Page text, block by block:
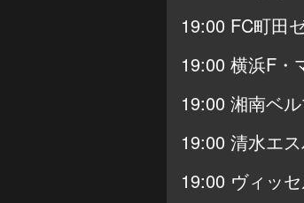
19:00 FC町田
19:00 横浜F・
19:00 湘南ベ
19:00 清水エ
19:00 ヴィッ